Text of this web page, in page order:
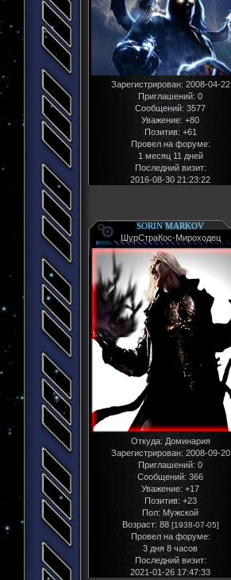
Зарегистрирован: 2008-04-22
Приглашений: 0
Сообщений: 3577
Уважение: +80
Позитив: +61
Провел на форуме:
1 месяц 11 дней
Последний визит:
2016-08-30 21:23:22
SORIN MARKOV
ШурСтраКос-Мироходец
Откуда: Доминария
Зарегистрирован: 2008-09-20
Приглашений: 0
Сообщений: 366
Уважение: +17
Позитив: +23
Пол: Мужской
Возраст: 88 [1938-07-05]
Провел на форуме:
3 дня 8 часов
Последний визит:
2021-01-26 17:47:33